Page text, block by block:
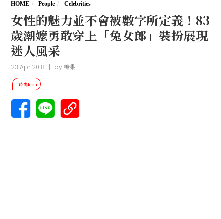
HOME People Celebrities
女性的魅力並不會被數字所定義！83
歲潮嬤勇敢穿上「兔女郎」裝扮展現
迷人風采
23 Apr 2018 | by糖果
#時尚Icon